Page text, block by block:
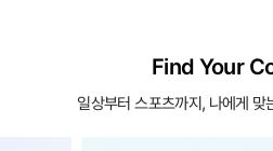
Find Your
일상부터 스포츠까지, 나에게 맞